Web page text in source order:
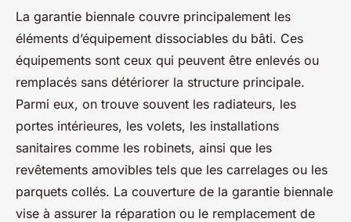
La garantie biennale couvre principalement les
éléments d’équipement dissociables du bâti. Ces
équipements sont ceux qui peuvent être enlevés ou
remplacés sans détériorer la structure principale.
Parmi eux, on trouve souvent les radiateurs, les
portes intérieures, les volets, les installations
sanitaires comme les robinets, ainsi que les
revêtements amovibles tels que les carrelages ou les
parquets collés. La couverture de la garantie biennale
vise à assurer la réparation ou le remplacement de